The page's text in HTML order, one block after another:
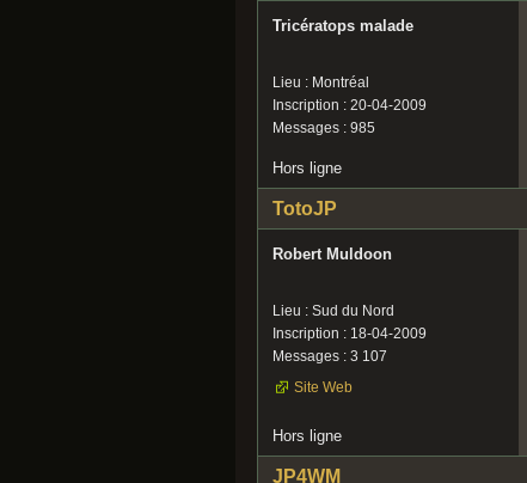
Tricératops malade
Lieu : Montréal
Inscription : 20-04-2009
Messages : 985
Hors ligne
TotoJP
Robert Muldoon
Lieu : Sud du Nord
Inscription : 18-04-2009
Messages : 3 107
Site Web
Hors ligne
JP4WM